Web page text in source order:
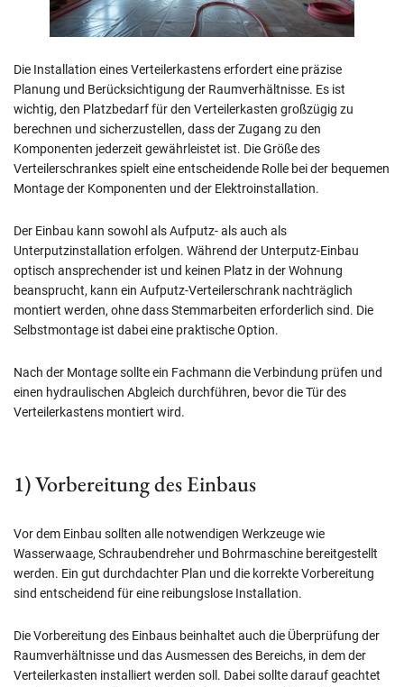
Die Installation eines Verteilerkastens erfordert eine präzise
Planung und Berücksichtigung der Raumverhältnisse. Es ist
wichtig, den Platzbedarf für den Verteilerkasten großzügig zu
berechnen und sicherzustellen, dass der Zugang zu den
Komponenten jederzeit gewährleistet ist. Die Größe des
Verteilerschrankes spielt eine entscheidende Rolle bei der bequemen
Montage der Komponenten und der Elektroinstallation.
Der Einbau kann sowohl als Aufputz- als auch als
Unterputzinstallation erfolgen. Während der Unterputz-Einbau
optisch ansprechender ist und keinen Platz in der Wohnung
beansprucht, kann ein Aufputz-Verteilerschrank nachträglich
montiert werden, ohne dass Stemmarbeiten erforderlich sind. Die
Selbstmontage ist dabei eine praktische Option.
Nach der Montage sollte ein Fachmann die Verbindung prüfen und
einen hydraulischen Abgleich durchführen, bevor die Tür des
Verteilerkastens montiert wird.
1) Vorbereitung des Einbaus
Vor dem Einbau sollten alle notwendigen Werkzeuge wie
Wasserwaage, Schraubendreher und Bohrmaschine bereitgestellt
werden. Ein gut durchdachter Plan und die korrekte Vorbereitung
sind entscheidend für eine reibungslose Installation.
Die Vorbereitung des Einbaus beinhaltet auch die Überprüfung der
Raumverhältnisse und das Ausmessen des Bereichs, in dem der
Verteilerkasten installiert werden soll. Dabei sollte darauf geachtet